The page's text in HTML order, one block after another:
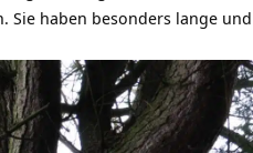
. Sie haben besonders lange